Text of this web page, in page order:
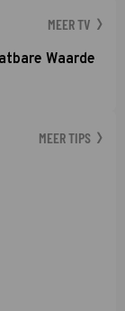
MEER TV
Waarde
MEER TIPS